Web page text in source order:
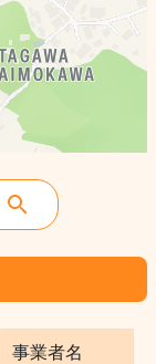
事業者名